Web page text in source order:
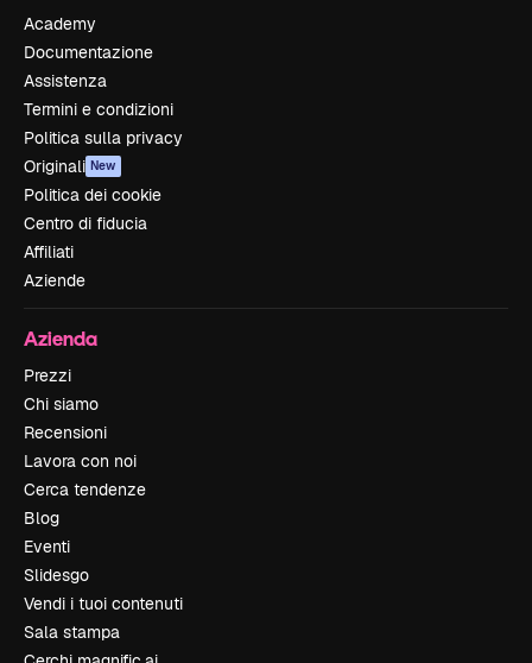
Academy
Documentazione
Assistenza
Termini e condizioni
Politica sulla privacy
Originali New
Politica dei cookie
Centro di fiducia
Affiliati
Aziende
Azienda
Prezzi
Chi siamo
Recensioni
Lavora con noi
Cerca tendenze
Blog
Eventi
Slidesgo
Vendi i tuoi contenuti
Sala stampa